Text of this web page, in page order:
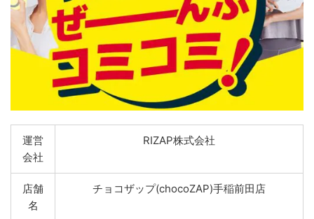
運営
会社
RIZAP株式会社
店舗
名
チョコザップ(chocoZAP)手稲前田店